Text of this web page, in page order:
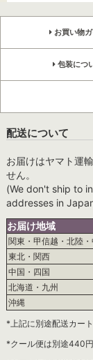
お買い物ガ
包装につ
配送について
お届けはヤマト運
せん。
(We don't ship to
addresses in
お届け地域
関東・甲信越・北陸
東北・関西
中国・四国
北海道・九州
沖縄
*上記に別途配送カー
*クール便は別途440円